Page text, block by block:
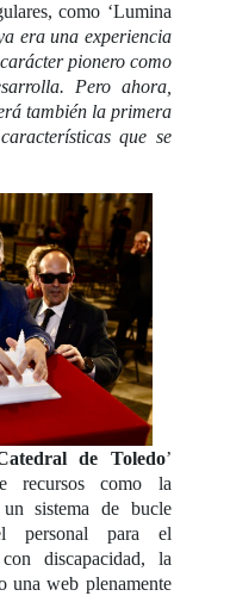
como ‘Lumina
era una experiencia
pionero como
Pero ahora,
también la primera
que se
de Toledo’
recursos como la
un sistema de bucle
personal para el
discapacidad, la
una web plenamente